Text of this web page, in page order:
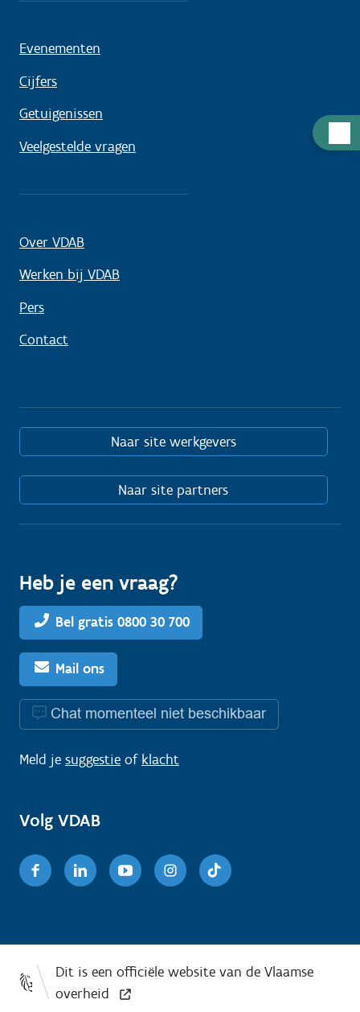
Evenementen
Cijfers
Getuigenissen
Veelgestelde vragen
Over VDAB
Werken bij VDAB
Pers
Contact
Naar site werkgevers
Naar site partners
Heb je een vraag?
Bel gratis 0800 30 700
Mail ons
Chat momenteel niet beschikbaar
Meld je suggestie of klacht
Volg VDAB
FacebookLinkedinYoutubeInstagram